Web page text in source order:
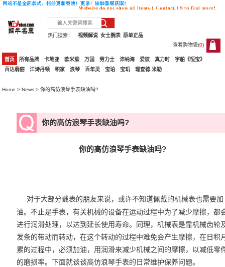
热门搜索： 原单正品
女士腕表
视频解说
查看购物袋(0)
0
首页 所有品牌 卡地亚 欧米茄 万国 劳力士 沛纳海 爱彼 真力时
宇舶《恒宝》
百达翡丽
江诗丹顿 积家 浪琴 百年灵 宝珀 宝玑 理查德.米勒
Home >News > 你的高仿浪琴手表缺油吗?
你的高仿浪琴手表缺油吗?
你的高仿浪琴手表缺油吗?
对于大部分戴表的朋友来说，或许不知道佩戴的机械表也需要加
油。不止是手表，有关机械的设备在运动过程中为了减少摩擦，都
进行润滑处理，以达到延长使用寿命。同理，机械表是靠机械齿轮
发条的带动而转动，在这个转动的过程中难免会产生摩擦，在日积
累的过程中，必须加油，用润滑来减少机械之间的摩擦，以减低零
的磨损率。下面就谈谈高仿浪琴手表的日常维护保养问题。